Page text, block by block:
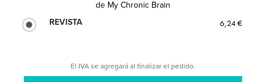
de My Chronic Brain
REVISTA
6,24 €
El IVA se agregará al finalizar el pedido.